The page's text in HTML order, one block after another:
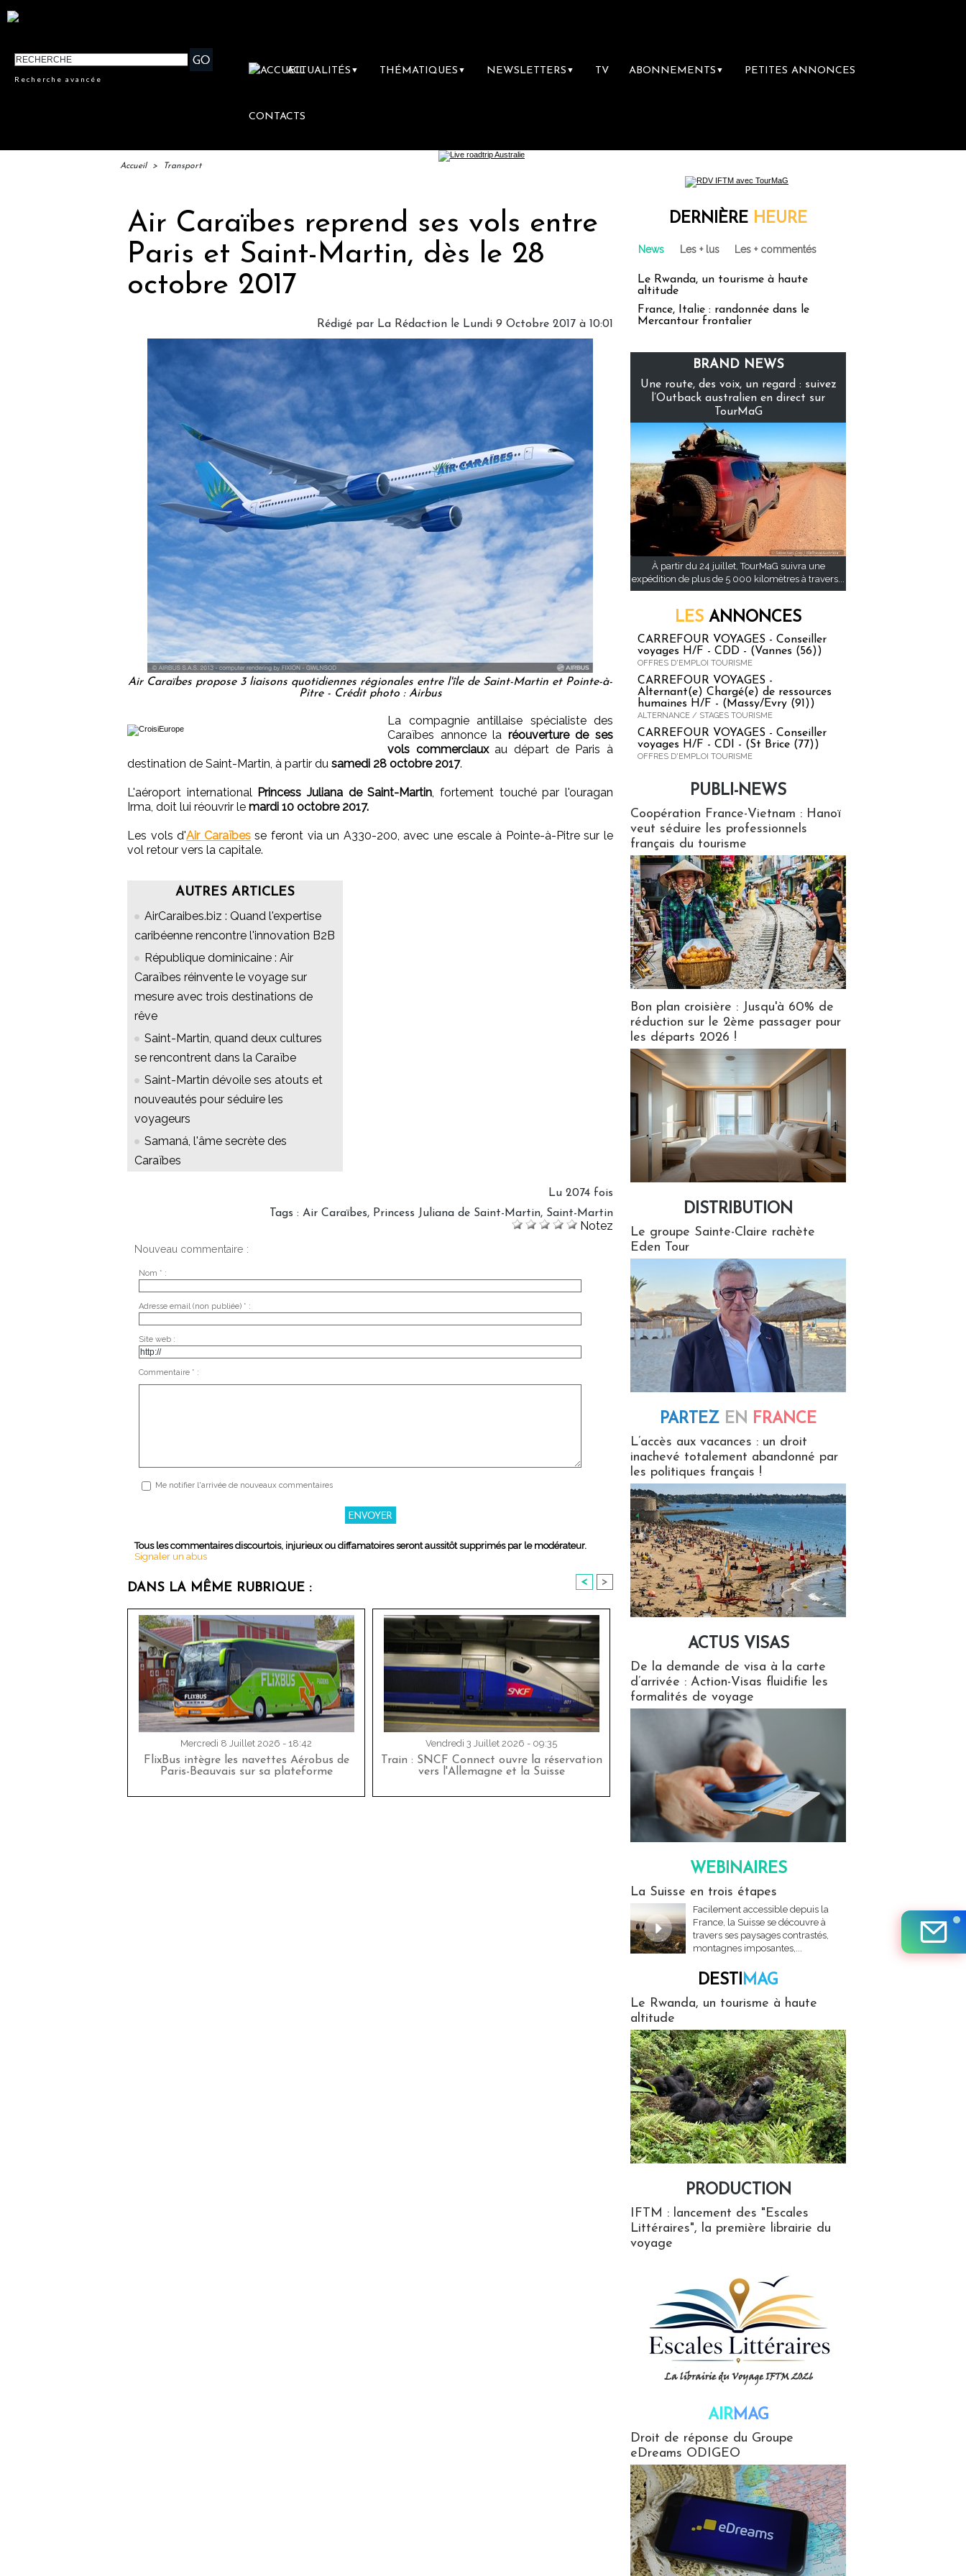
Recherche avancée
ACTUALITÉS ▼ THÉMATIQUES ▼ NEWSLETTERS ▼ TV ABONNEMENTS ▼ PETITES ANNONCES
CONTACTS
Accueil > Transport
Air Caraïbes reprend ses vols entre
Paris et Saint-Martin, dès le 28
octobre 2017
Rédigé par La Rédaction le Lundi 9 Octobre 2017 à 10:01
Air Caraïbes propose 3 liaisons quotidiennes régionales entre l'île de Saint-Martin et Pointe-à-
Pitre - Crédit photo : Airbus
La compagnie antillaise spécialiste des
Caraïbes annonce la réouverture de ses
vols commerciauxau départ de Paris à
destination de Saint-Martin, à partir du samedi 28 octobre 2017.
L'aéroport international Princess Juliana de Saint-Martin, fortement touché par l'ouragan
Irma, doit lui réouvrir le mardi 10 octobre 2017.
Les vols d'Air Caraïbesse feront via un A330-200, avec une escale à Pointe-à-Pitre sur le
vol retour vers la capitale.
AUTRES ARTICLES
AirCaraibes.biz : Quand l'expertise
caribéenne rencontre l'innovation B2B
République dominicaine : Air
Caraïbes réinvente le voyage sur
mesure avec trois destinations de
rêve
Saint-Martin, quand deux cultures
se rencontrent dans la Caraïbe
Saint-Martin dévoile ses atouts et
nouveautés pour séduire les
voyageurs
Samaná, l'âme secrète des
Caraïbes
Lu 2074 fois
Tags : Air Caraïbes, Princess Juliana de Saint-Martin, Saint-Martin
Notez
Nouveau commentaire :
Nom * :
Adresse email (non publiée) * :
Site web :
Commentaire * :
Me notifier l'arrivée de nouveaux commentaires
Tous les commentaires discourtois, injurieux ou diffamatoires seront aussitôt supprimés par le modérateur.
Signaler un abus
DANS LA MÊME RUBRIQUE : < >
Mercredi 8 Juillet 2026 - 18:42
FlixBus intègre les navettes Aérobus de
Paris-Beauvais sur sa plateforme
Vendredi 3 Juillet 2026 - 09:35
Train : SNCF Connect ouvre la réservation
vers l'Allemagne et la Suisse
DERNIÈRE HEURE
News Les + lus Les + commentés
Le Rwanda, un tourisme à haute
altitude
France, Italie : randonnée dans le
Mercantour frontalier
BRAND NEWS
Une route, des voix, un regard : suivez
l’Outback australien en direct sur
TourMaG
À partir du 24 juillet, TourMaG suivra une
expédition de plus de 5 000 kilomètres à travers...
LES ANNONCES
CARREFOUR VOYAGES - Conseiller
voyages H/F - CDD - (Vannes (56))
OFFRES D'EMPLOI TOURISME
CARREFOUR VOYAGES -
Alternant(e) Chargé(e) de ressources
humaines H/F - (Massy/Evry (91))
ALTERNANCE / STAGES TOURISME
CARREFOUR VOYAGES - Conseiller
voyages H/F - CDI - (St Brice (77))
OFFRES D'EMPLOI TOURISME
PUBLI-NEWS
Coopération France-Vietnam : Hanoï
veut séduire les professionnels
français du tourisme
Bon plan croisière : Jusqu'à 60% de
réduction sur le 2ème passager pour
les départs 2026 !
DISTRIBUTION
Le groupe Sainte-Claire rachète
Eden Tour
PARTEZ EN FRANCE
L’accès aux vacances : un droit
inachevé totalement abandonné par
les politiques français !
ACTUS VISAS
De la demande de visa à la carte
d’arrivée : Action-Visas fluidifie les
formalités de voyage
WEBINAIRES
La Suisse en trois étapes
Facilement accessible depuis la
France, la Suisse se découvre à
travers ses paysages contrastés,
montagnes imposantes,...
DESTIMAG
Le Rwanda, un tourisme à haute
altitude
PRODUCTION
IFTM : lancement des "Escales
Littéraires", la première librairie du
voyage
AIRMAG
Droit de réponse du Groupe
eDreams ODIGEO